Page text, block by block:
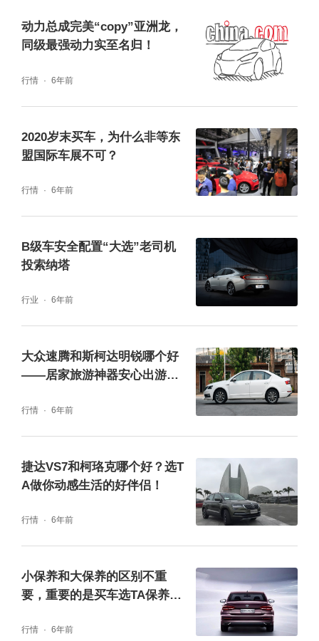
缤越是“表里如一”的一台车，凡是了解它的
人，肯定会有这种同感。拥有强悍性能表现的
同时，怎能没有一个彰显热血动感的外表？
符合时下年轻消费者对个性化突出、凌厉感体
现的追求。星空回想前格栅，嵌入式黑色车
标，流光翼动LED日行灯，和飞行器前保险
过目不忘。视线从翼展肌感腰线、双色竞速轮
毂，再到尾部时光之翼后尾灯、贯穿式的镀铬
条、动速感尾翼、赛车运动排气管，这些惹眼
的设计在所见之处皆能引燃驾驶欲望。
动力总成完美“copy”亚洲龙，
同级最强动力实至名归！
行情 6年前
2020岁末买车，为什么非等东
盟国际车展不可？
行情 6年前
B级车安全配置“大选”老司机
投索纳塔
行业 6年前
大众速腾和斯柯达明锐哪个好
——居家旅游神器安心出游就
行情 6年前
捷达VS7和柯珞克哪个好？选T
A做你动感生活的好伴侣！
行情 6年前
小保养和大保养的区别不重
要，重要的是买车选TA保养更
行情 6年前